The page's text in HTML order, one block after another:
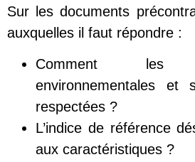
Sur les documents
auxquelles il faut répondre :
Comment les
environnementales et
respectées ?
L’indice de référence
aux caractéristiques ?